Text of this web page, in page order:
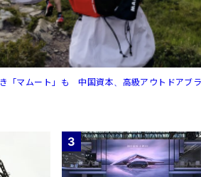
き「マムート」も 中国資本、高級アウトドアブ
3